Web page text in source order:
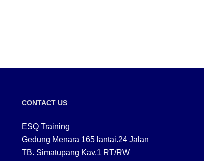
CONTACT US
ESQ Training
Gedung Menara 165 lantai.24 Jalan
TB. Simatupang Kav.1 RT/RW